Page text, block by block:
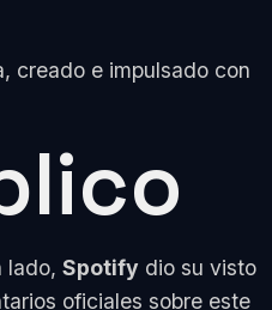
creado e impulsado con
lado, Spotify dio su visto
oficiales sobre este